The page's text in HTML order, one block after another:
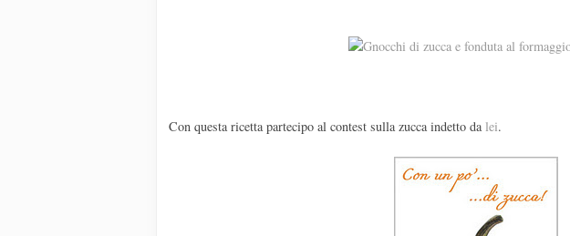
Con questa ricetta partecipo al contest sulla zucca indetto da lei.